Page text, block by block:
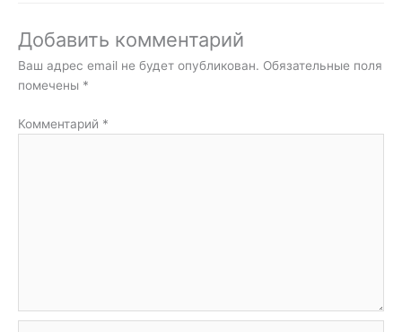
Добавить комментарий
Ваш адрес email не будет опубликован. Обязательные поля
помечены *
Комментарий *